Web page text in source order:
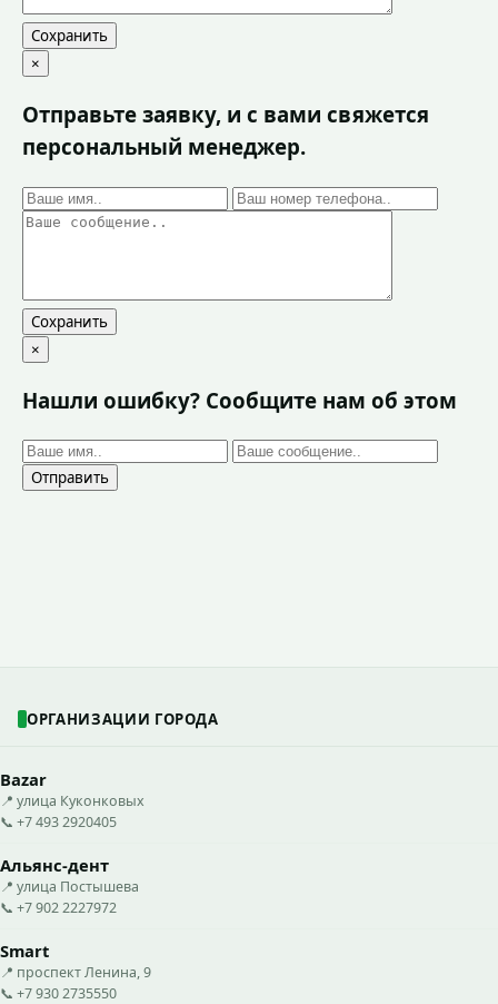
Сохранить
×
Отправьте заявку, и с вами свяжется
персональный менеджер.
Сохранить
×
Нашли ошибку? Сообщите нам об этом
Отправить
ОРГАНИЗАЦИИ ГОРОДА
Bazar
📍 улица Куконковых
📞 +7 493 2920405
Альянс-дент
📍 улица Постышева
📞 +7 902 2227972
Smart
📍 проспект Ленина, 9
📞 +7 930 2735550